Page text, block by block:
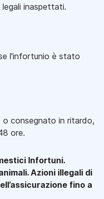
inaspettati.
l'infortunio è stato
o consegnato in ritardo,
ore.
Infortuni.
Azioni illegali di
fino a